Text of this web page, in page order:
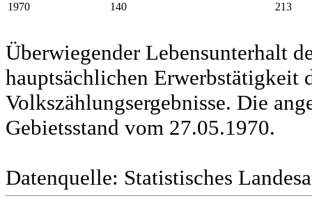
1970
140 213
Überwiegender Lebensunterhalt
hauptsächlichen Erwerbstätigkeit
Volkszählungsergebnisse. Die
Gebietsstand vom 27.05.1970.
Datenquelle: Statistisches